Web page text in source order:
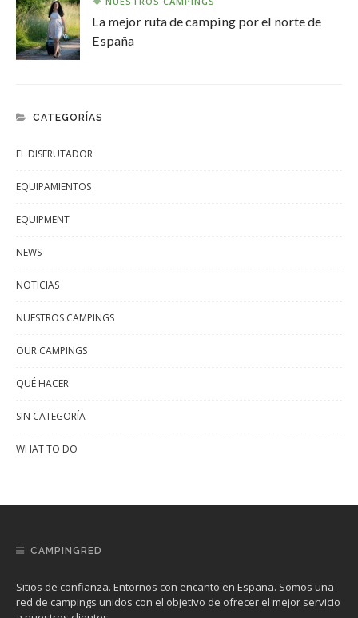
La mejor ruta de camping por el norte de
España
CATEGORÍAS
EL DISFRUTADOR
EQUIPAMIENTOS
EQUIPMENT
NEWS
NOTICIAS
NUESTROS CAMPINGS
OUR CAMPINGS
QUÉ HACER
SIN CATEGORÍA
WHAT TO DO
CAMPINGRED
Sitios de confianza. Entornos con encanto en España. Somos una
red de campings unidos con el objetivo de ofrecer el mejor servicio